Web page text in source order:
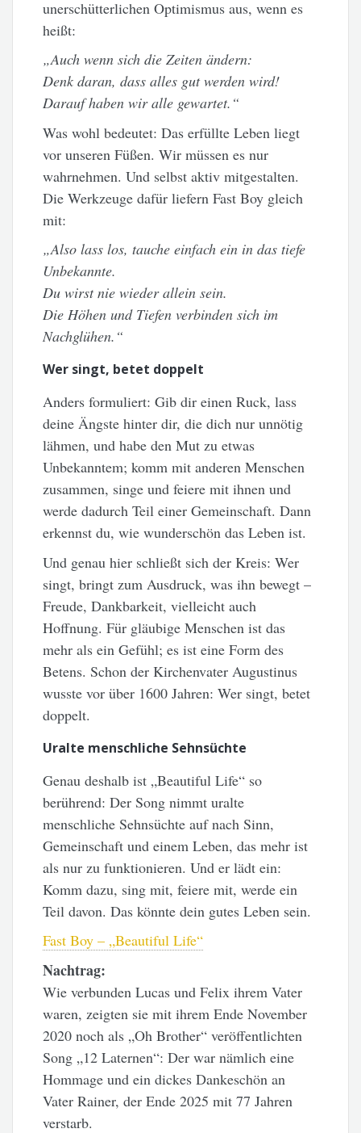
unerschütterlichen Optimismus aus, wenn es
heißt:
„Auch wenn sich die Zeiten ändern:
Denk daran, dass alles gut werden wird!
Darauf haben wir alle gewartet.“
Was wohl bedeutet: Das erfüllte Leben liegt
vor unseren Füßen. Wir müssen es nur
wahrnehmen. Und selbst aktiv mitgestalten.
Die Werkzeuge dafür liefern Fast Boy gleich
mit:
„Also lass los, tauche einfach ein in das tiefe
Unbekannte.
Du wirst nie wieder allein sein.
Die Höhen und Tiefen verbinden sich im
Nachglühen.“
Wer singt, betet doppelt
Anders formuliert: Gib dir einen Ruck, lass
deine Ängste hinter dir, die dich nur unnötig
lähmen, und habe den Mut zu etwas
Unbekanntem; komm mit anderen Menschen
zusammen, singe und feiere mit ihnen und
werde dadurch Teil einer Gemeinschaft. Dann
erkennst du, wie wunderschön das Leben ist.
Und genau hier schließt sich der Kreis: Wer
singt, bringt zum Ausdruck, was ihn bewegt –
Freude, Dankbarkeit, vielleicht auch
Hoffnung. Für gläubige Menschen ist das
mehr als ein Gefühl; es ist eine Form des
Betens. Schon der Kirchenvater Augustinus
wusste vor über 1600 Jahren: Wer singt, betet
doppelt.
Uralte menschliche Sehnsüchte
Genau deshalb ist „Beautiful Life“ so
berührend: Der Song nimmt uralte
menschliche Sehnsüchte auf nach Sinn,
Gemeinschaft und einem Leben, das mehr ist
als nur zu funktionieren. Und er lädt ein:
Komm dazu, sing mit, feiere mit, werde ein
Teil davon. Das könnte dein gutes Leben sein.
Fast Boy – „Beautiful Life“
Nachtrag:
Wie verbunden Lucas und Felix ihrem Vater
waren, zeigten sie mit ihrem Ende November
2020 noch als „Oh Brother“ veröffentlichten
Song „12 Laternen“: Der war nämlich eine
Hommage und ein dickes Dankeschön an
Vater Rainer, der Ende 2025 mit 77 Jahren
verstarb.